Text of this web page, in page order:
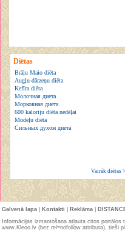
Diētas
Brāļu Maio diēta
Augļu-dārzeņu diēta
Kefīra diēta
Молочная диета
Морковная диета
600 kaloriju diēta nedēļai
Modeļu diēta
Сильных духом диета
Vairāk diētas
Galvenā lapa Kontakti Reklāma
Informācijas izmantošana atļauta citos
www.Kleoo.lv (bez rel=nofollow attributa), tieši